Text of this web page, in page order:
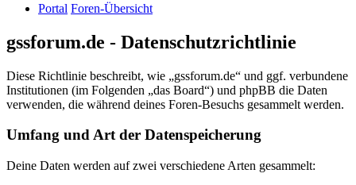
Portal Foren-Übersicht
gssforum.de - Datenschutzrichtlinie
Diese Richtlinie beschreibt, wie „gssforum.de“ und ggf. verbundene
Institutionen (im Folgenden „das Board“) und phpBB die Daten
verwenden, die während deines Foren-Besuchs gesammelt werden.
Umfang und Art der Datenspeicherung
Deine Daten werden auf zwei verschiedene Arten gesammelt: